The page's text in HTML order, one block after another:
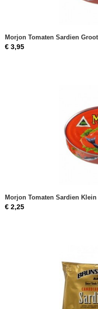
Morjon Tomaten Sardien
€ 3,95
Morjon Tomaten Sardien Klein
€ 2,25